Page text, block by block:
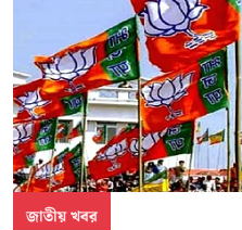
জাতীয় খবর